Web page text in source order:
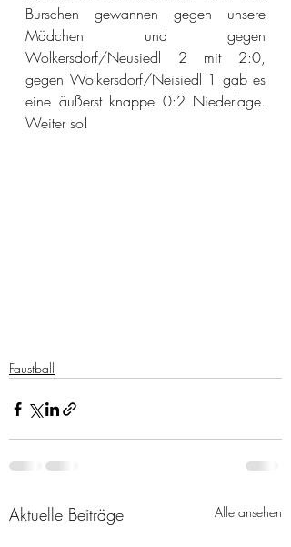
Burschen gewannen gegen unsere
Mädchen und gegen
Wolkersdorf/Neusiedl 2 mit 2:0,
gegen Wolkersdorf/Neisiedl 1 gab es
eine äußerst knappe 0:2 Niederlage.
Weiter so!
Faustball
Aktuelle Beiträge Alle ansehen